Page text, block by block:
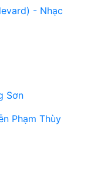
- Nhạc
Sơn
Phạm Thùy